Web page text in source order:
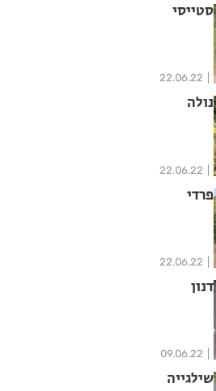
סטייסי
22.06.22
נולה
22.06.22
פרדי
22.06.22
דנון
09.06.22
שילגייה